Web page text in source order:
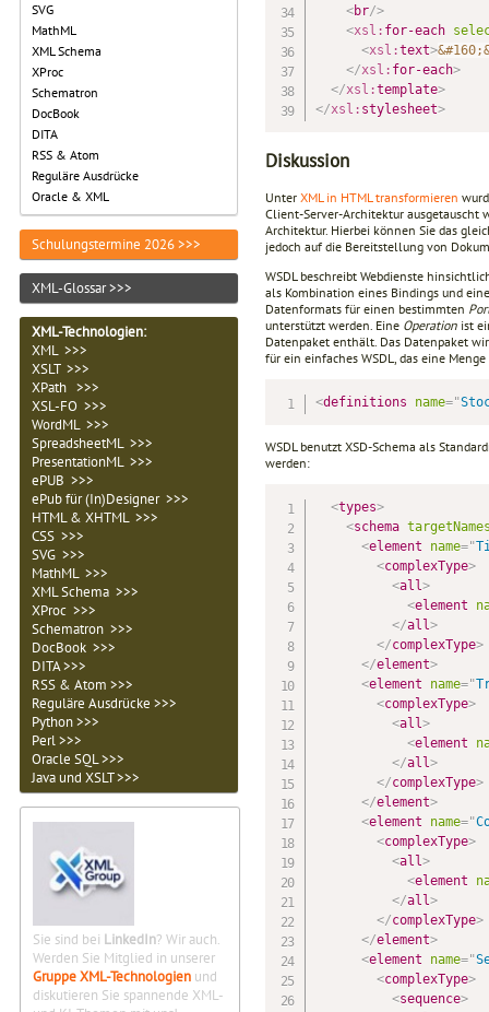
SVG
MathML
XML Schema
XProc
Schematron
DocBook
DITA
RSS & Atom
Reguläre Ausdrücke
Oracle & XML
Schulungstermine 2026 >>>
XML-Glossar >>>
XML-Technologien:
XML >>>
XSLT >>>
XPath >>>
XSL-FO >>>
WordML >>>
SpreadsheetML >>>
PresentationML >>>
ePUB >>>
ePub für (In)Designer >>>
HTML & XHTML >>>
CSS >>>
SVG >>>
MathML >>>
XML Schema >>>
XProc >>>
Schematron >>>
DocBook >>>
DITA >>>
RSS & Atom >>>
Reguläre Ausdrücke >>>
Python >>>
Perl >>>
Oracle SQL >>>
Java und XSLT >>>
Sie sind bei LinkedIn? Wir auch.
Werden Sie Mitglied in unserer
Gruppe XML-Technologien und
diskutieren Sie spannende XML-
<br/>
<xsl: for-each
<xsl:text>&#160;
</xsl: for-each>
</xsl:template>
</xsl: stylesheet>
Diskussion
Unter XML in HTML transformieren
Client-Server-Architektur ausgetauscht
Architektur. Hierbei können Sie das
jedoch auf die Bereitstellung von
WSDL beschreibt Webdienste
als Kombination eines Bindings und
Datenformats für einen bestimmten
unterstützt werden. Eine Operation ist
Datenpaket enthält. Das Datenpaket
für ein einfaches WSDL, das eine
<definitions name="
WSDL benutzt XSD-Schema als
werden:
<types>
<schema
<element name="
<complexType>
<all>
<element
</all>
</complexType>
</element>
<element name="
<complexType>
<all>
<element
</all>
</complexType>
</element>
<element name="
<complexType>
<all>
<element
</all>
</complexType>
</element>
<element name="
<complexType>
<sequence>